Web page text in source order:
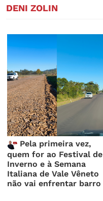
DENI ZOLIN
Pela primeira vez,
quem for ao Festival de
Inverno e à Semana
Italiana de Vale Vêneto
não vai enfrentar barro